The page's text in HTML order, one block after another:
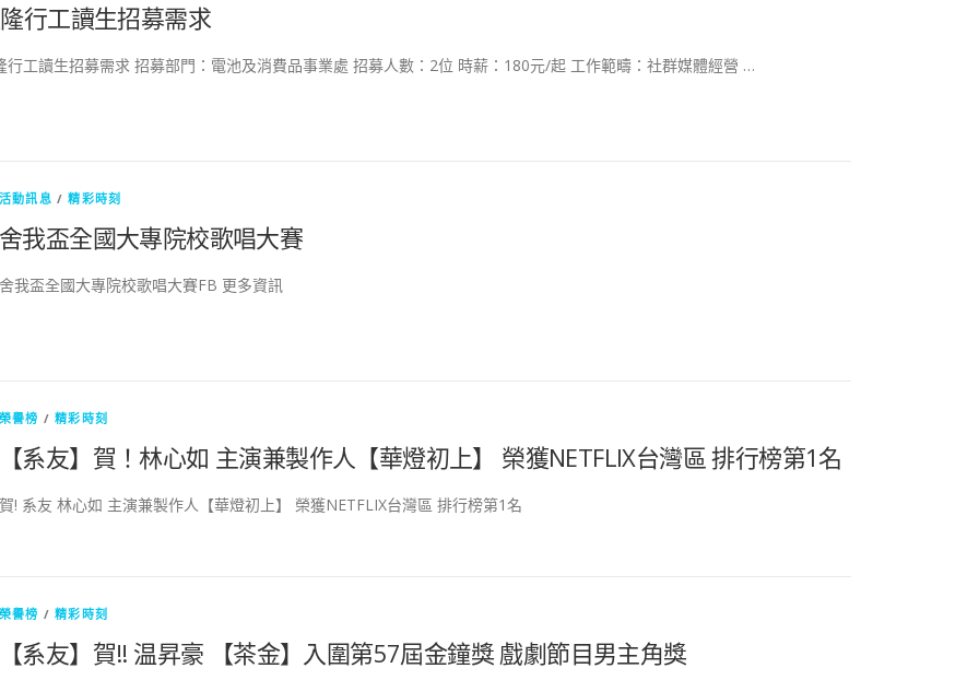
行工讀生招募需求
行工讀生招募需求 招募部門：電池及消費品事業處 招募人數：2位 時薪：180元/起 工作範疇：社群媒體經營 …
活動訊息 /精彩時刻
舍我盃全國大專院校歌唱大賽
舍我盃全國大專院校歌唱大賽FB 更多資訊
榮譽榜 /精彩時刻
【系友】賀！林心如 主演兼製作人【華燈初上】 榮獲NETFLIX台灣區 排行榜第1名
賀! 系友 林心如 主演兼製作人【華燈初上】 榮獲NETFLIX台灣區 排行榜第1名
榮譽榜 /精彩時刻
【系友】賀!! 温昇豪 【茶金】入圍第57屆金鐘獎 戲劇節目男主角獎